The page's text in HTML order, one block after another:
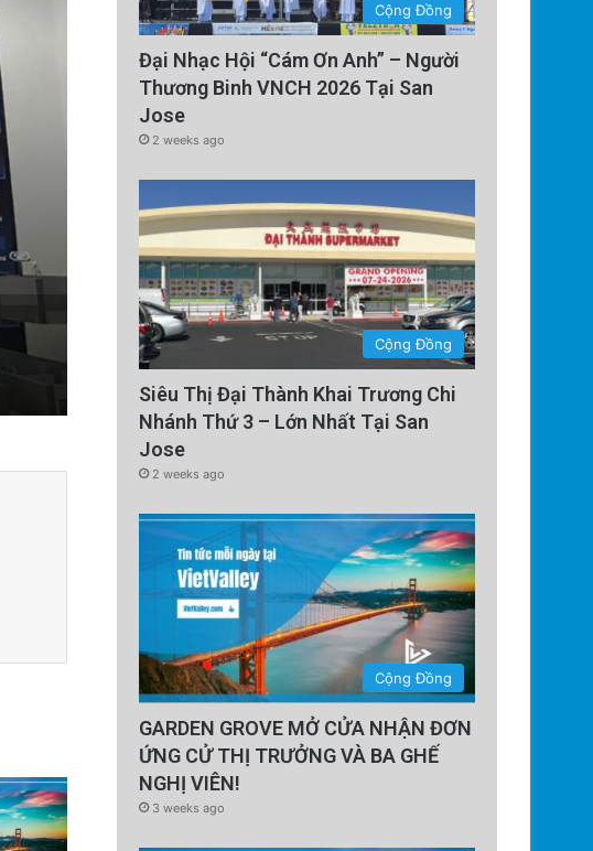
Tàu Vũ Trụ Nhật Bản: Chuyến
Sử Đến Tiểu
Cộng Đồng
Đại Nhạc Hội “Cám Ơn Anh” – Người
Thương Binh VNCH 2026 Tại San
Jose
2 weeks ago
Cộng Đồng
Siêu Thị Đại Thành Khai Trương Chi
Nhánh Thứ 3 – Lớn Nhất Tại San
Jose
2 weeks ago
Cộng Đồng
GARDEN GROVE MỞ CỬA NHẬN ĐƠN
ỨNG CỬ THỊ TRƯỞNG VÀ BA GHẾ
NGHỊ VIÊN!
3 weeks ago